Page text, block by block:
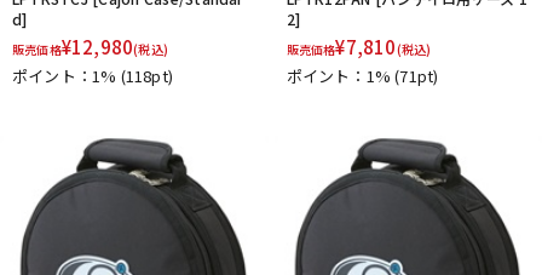
d]
販売価格¥12,980(税込)
ポイント：1% (118pt)
2]
販売価格¥7,810(税込)
ポイント：1%(71pt)